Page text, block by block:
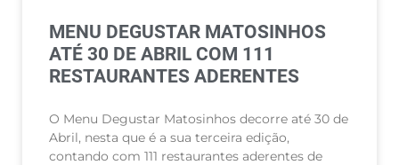
MENU DEGUSTAR MATOSINHOS
ATÉ 30 DE ABRIL COM 111
RESTAURANTES ADERENTES
O Menu Degustar Matosinhos decorre até 30 de
Abril, nesta que é a sua terceira edição,
contando com 111 restaurantes aderentes de